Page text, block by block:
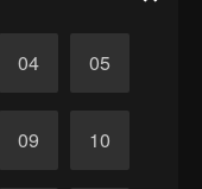
04 05
09 10